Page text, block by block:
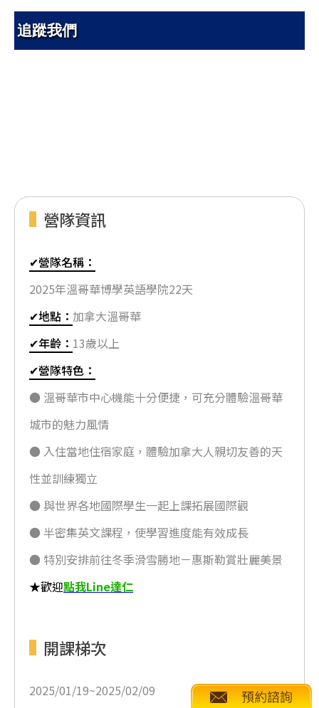
追蹤我們
營隊資訊
✔營隊名稱：
2025年溫哥華博學英語學院22天
✔地點： 加拿大溫哥華
✔年齡： 13歲以上
✔營隊特色：
● 溫哥華市中心機能十分便捷，可充分體驗溫哥華
城市的魅力風情
● 入住當地住宿家庭，體驗加拿大人親切友善的天
性並訓練獨立
● 與世界各地國際學生一起上課拓展國際觀
● 半密集英文課程，使學習進度能有效成長
● 特別安排前往冬季滑雪勝地－惠斯勒賞壯麗美景
★歡迎點我Line達仁
開課梯次
2025/01/19~2025/02/09